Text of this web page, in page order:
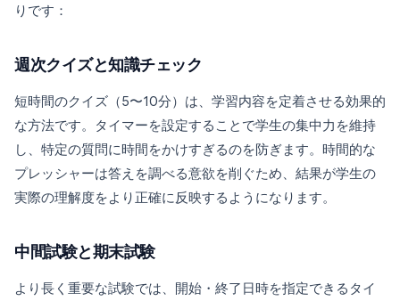
りです：
週次クイズと知識チェック
短時間のクイズ（5〜10分）は、学習内容を定着させる効果的
な方法です。タイマーを設定することで学生の集中力を維持
し、特定の質問に時間をかけすぎるのを防ぎます。時間的な
プレッシャーは答えを調べる意欲を削ぐため、結果が学生の
実際の理解度をより正確に反映するようになります。
中間試験と期末試験
より長く重要な試験では、開始・終了日時を指定できるタイ